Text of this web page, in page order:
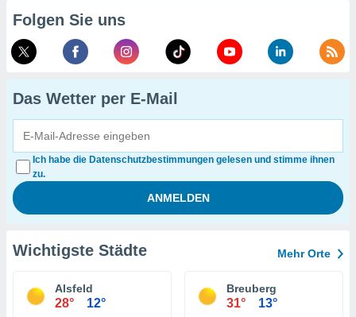
Folgen Sie uns
Das Wetter per E-Mail
Ich habe die Datenschutzbestimmungen gelesen und stimme ihnen
zu.
Wichtigste Städte Mehr Orte
Alsfeld
28° 12°
Breuberg
31° 13°